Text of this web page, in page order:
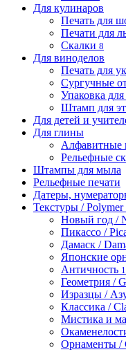
Для кулинаров
Печать для
Печати для
Скалки 8
Для виноделов
Печать для
Сургучные
Упаковка
Штамп для
Для детей и
Для глины
Алфавитные
Рельефные
Штампы для мыла
Рельефные печати
Датеры,
Текстуры / Polymer
Новый год /
Пикассо /
Дамаск /
Японские
Античность
Геометрия /
Изразцы /
Классика /
Мистика и
Орнаменты /